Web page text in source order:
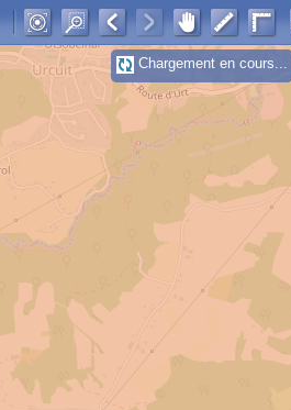
Chargement en cours...